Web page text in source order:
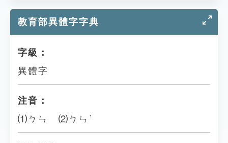
教育部異體字字典
字級：
異體字
注音：
⑴ㄅㄣ ⑵ㄅㄣˋ